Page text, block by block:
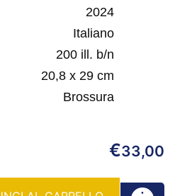
2024
Italiano
200 ill. b/n
20,8 x 29 cm
Brossura
€33,00